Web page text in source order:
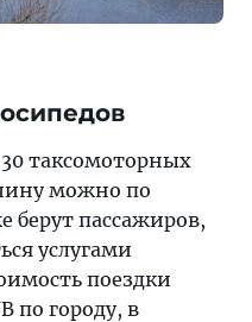
таксомоторных
можно по
берут пассажиров,
услугами
поездки
по городу, в